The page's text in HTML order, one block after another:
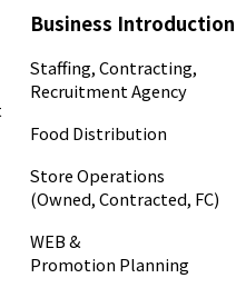
Business Introduction
Staffing, Contracting,
Recruitment Agency
Food Distribution
Store Operations
(Owned, Contracted, FC)
WEB &
Promotion Planning